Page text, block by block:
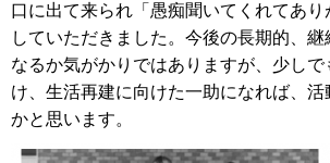
口に出て来られ「愚痴聞いてくれてあり
していただきました。今後の長期的、継
なるか気がかりではありますが、少し
け、生活再建に向けた一助になれば、活
かと思います。